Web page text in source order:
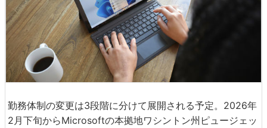
勤務体制の変更は3段階に分けて展開される予定。2026年
2月下旬からMicrosoftの本拠地ワシントン州ピュージェッ